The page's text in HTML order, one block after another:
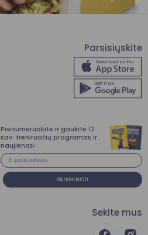
Parsisiųskite
Prenumeruokite ir gaukite 12
sav. treniruočių programas ir
naujienas!
PRENUMERUOTI
Sekite mus